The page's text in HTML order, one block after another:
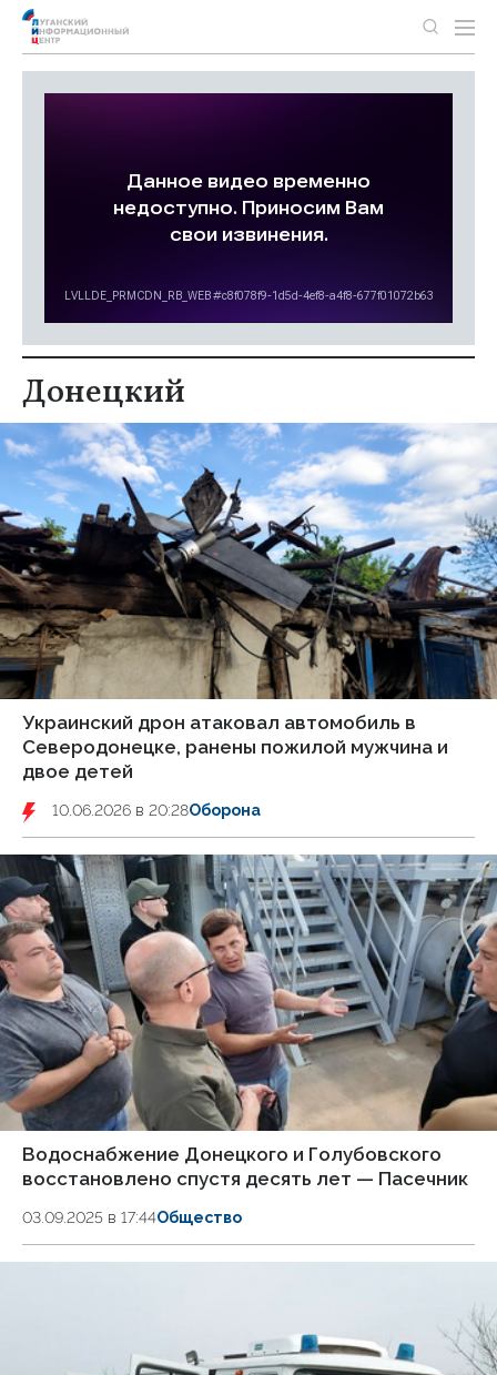
Донецкий
Украинский дрон атаковал автомобиль в
Северодонецке, ранены пожилой мужчина и
двое детей
10.06.2026 в 20:28Оборона
Водоснабжение Донецкого и Голубовского
восстановлено спустя десять лет — Пасечник
03.09.2025 в 17:44Общество